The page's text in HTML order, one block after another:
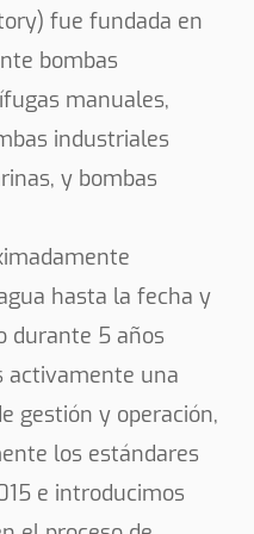
un diseño que
bomba está
el flujo y
ergonómico y
el proceso
que los usuarios
técnica
bomba de manera
centrífuga 6HP 18M
confiable y
de riego agrícola.
fue fundada en
bombas
manuales,
industriales
y bombas
hasta la fecha y
durante 5 años
activamente una
gestión y operación,
los estándares
e introducimos